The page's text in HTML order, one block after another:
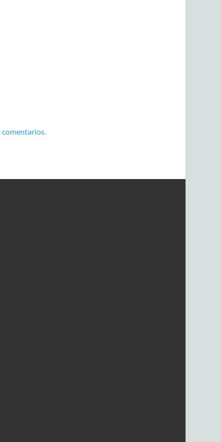
comentarios.